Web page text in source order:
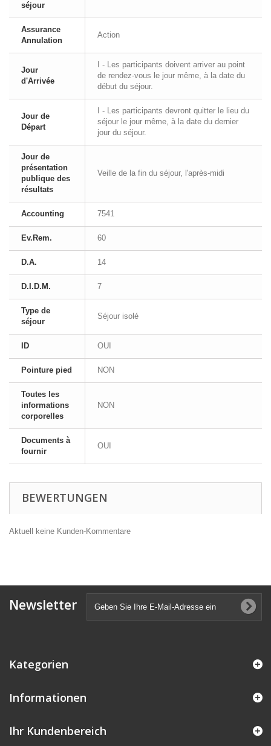
séjour
Assurance
Annulation
Action
Jour
d'Arrivée
I - Les participants doivent arriver au point
de rendez-vous le jour même, à la date du
début du séjour.
Jour de
Départ
I - Les participants devront quitter le lieu du
séjour le jour même, à la date du dernier
jour du séjour.
Jour de
présentation
publique des
résultats
Veille de la fin du séjour, l'après-midi
Accounting 7541
Ev.Rem. 60
D.A. 14
D.I.D.M. 7
Type de
séjour
Séjour isolé
ID OUI
Pointure pied NON
Toutes les
informations
corporelles
NON
Documents à
fournir
OUI
BEWERTUNGEN
Aktuell keine Kunden-Kommentare
Newsletter
Kategorien
Informationen
Ihr Kundenbereich